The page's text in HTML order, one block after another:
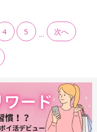
4 5 ... 次へ